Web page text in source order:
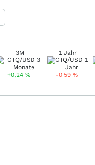
3M
+0,24%
1 Jahr
-0,59%